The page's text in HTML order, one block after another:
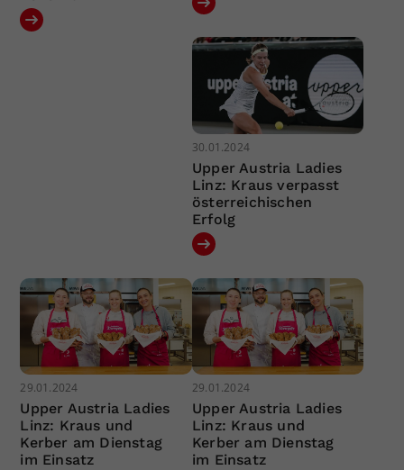
30.01.2024
Upper Austria Ladies
Linz: Kraus verpasst
österreichischen
Erfolg
29.01.2024
Upper Austria Ladies
Linz: Kraus und
Kerber am Dienstag
im Einsatz
29.01.2024
Upper Austria Ladies
Linz: Kraus und
Kerber am Dienstag
im Einsatz